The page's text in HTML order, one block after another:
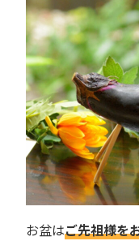
お盆はご先祖様を